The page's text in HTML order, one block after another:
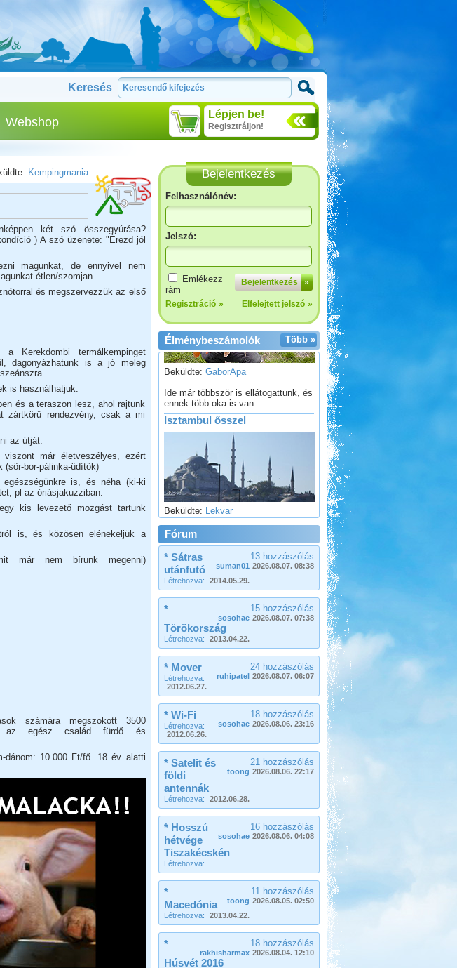
Keresés
Lépjen be!
Regisztráljon!
Webshop
Kempingmania
két szó összegyúrása?
) A szó üzenete: "Érezd jól
magunkat, de ennyivel nem
étlen/szomjan.
és megszervezzük az első
Kerekdombi termálkempinget
dagonyázhatunk is a jó meleg
is használhatjuk.
és a teraszon lesz, ahol rajtunk
zártkörű rendezvény, csak a mi
az útját.
már életveszélyes, ezért
(sör-bor-pálinka-üdítők)
is, és néha (ki-ki
pl az óriásjakuzziban.
kis levezető mozgást tartunk
is, és közösen elénekeljük a
már nem bírunk megenni)
számára megszokott 3500
az egész család fürdő és
dánom: 10.000 Ft/fő. 18 év alatti
Bejelentkezés
Felhasználónév:
Jelszó:
Bejelentkezés »
Emlékezz
rám
Regisztráció » Elfelejtett jelszó »
Több »
Élménybeszámolók
Pecázás Akaliban
Beküldte:GaborApa
Ide már többször is ellátogattunk, és
ennek több oka is van.
Isztambul ősszel
Beküldte:Lekvar
Nem kell félni Törökországtól...
Görögország-Albánia-
Montenegró
Beküldte: PSteve
ismét Görögországban nyaraltunk...
Fertő-tó és Ausztria,
Mesepark.
Beküldte:GaborApa
Vidámparkozással egybekötött, őszi
csavargás a Fertő körül.
Pötréte vadkemping /
horgászat
Beküldte: Pegi
Túl vagyunk életünk első
vadkempinges kalandján.
Fórum
13 hozzászólás
suman01 2026.08.07. 08:38
* Sátras
utánfutó
Létrehozva: 2014.05.29.
15 hozzászólás
sosohae 2026.08.07. 07:38
*
Törökország
Létrehozva: 2013.04.22.
24 hozzászólás
ruhipatel 2026.08.07. 06:07
* Mover
Létrehozva:
2012.06.27.
18 hozzászólás
sosohae 2026.08.06. 23:16
* Wi-Fi
Létrehozva:
2012.06.26.
21 hozzászólás
toong 2026.08.06. 22:17
* Satelit és
földi
antennák
Létrehozva: 2012.06.28.
16 hozzászólás
sosohae 2026.08.06. 04:08
* Hosszú
hétvége
Tiszakécskén
Létrehozva:
11 hozzászólás
toong 2026.08.05. 02:50
*
Macedónia
Létrehozva: 2013.04.22.
18 hozzászólás
rakhisharmax 2026.08.04. 12:10
*
Húsvét 2016